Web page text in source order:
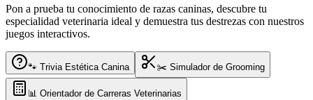
Pon a prueba tu conocimiento de razas caninas, descubre tu
especialidad veterinaria ideal y demuestra tus destrezas con nuestros
juegos interactivos.
🐾 Trivia Estética Canina ✂️ Simulador de Grooming
📊 Orientador de Carreras Veterinarias